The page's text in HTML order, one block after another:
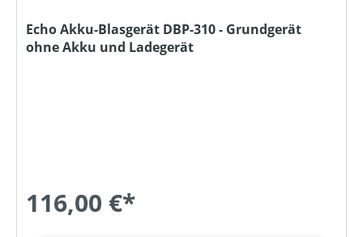
Echo Akku-Blasgerät DBP-310 - Grundgerät
ohne Akku und Ladegerät
116,00 €*